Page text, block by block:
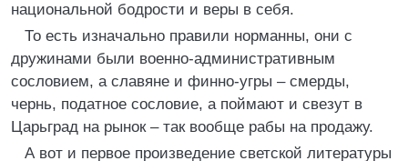
национальной бодрости и веры в себя.
То есть изначально правили норманны, они с
дружинами были военно-административным
сословием, а славяне и финно-угры – смерды,
чернь, податное сословие, а поймают и свезут в
Царьград на рынок – так вообще рабы на продажу.
А вот и первое произведение светской литературы